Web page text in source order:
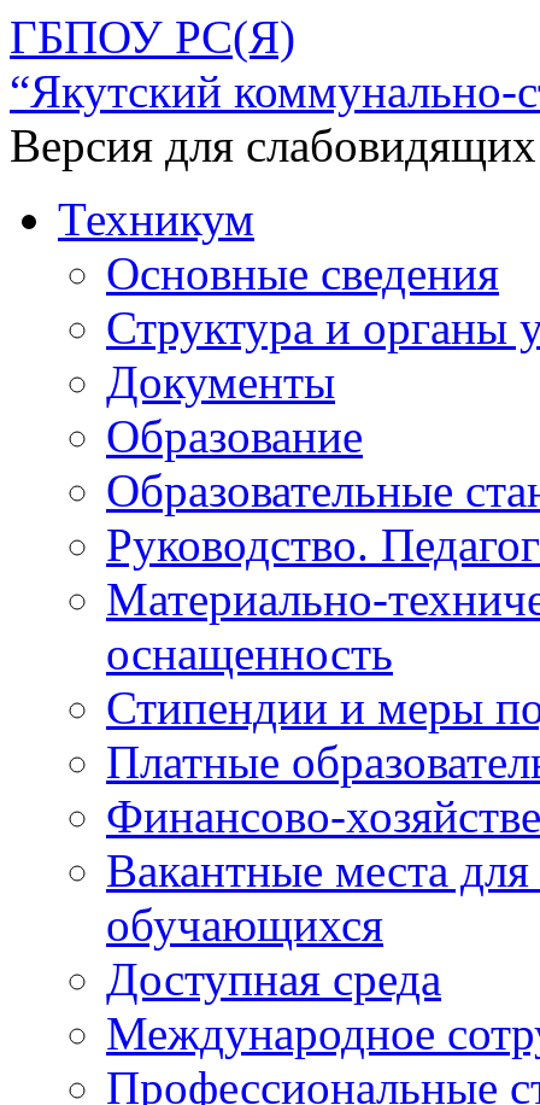
ГБПОУ РС(Я)
“Якутский коммунально-
Версия для слабовидящих
Техникум
Основные сведения
Структура и органы
Документы
Образование
Образовательные
Руководство.
Материально-
оснащенность
Стипендии и меры
Платные
Финансово-
Вакантные места
обучающихся
Доступная среда
Международное
Профессиональные